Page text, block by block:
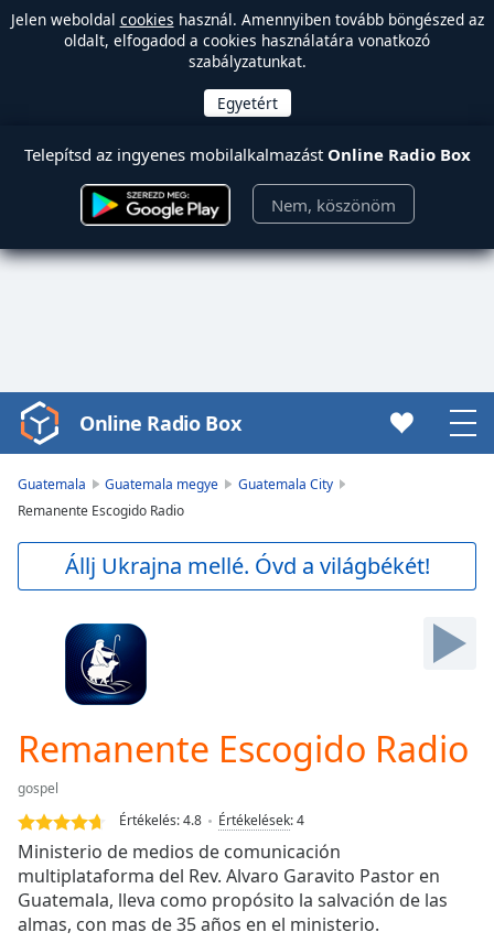
Jelen weboldal cookies használ. Amennyiben tovább böngészed az
oldalt, elfogadod a cookies használatára vonatkozó
szabályzatunkat.
Telepítsd az ingyenes mobilalkalmazást Online Radio Box
Nem, köszönöm
Video
Player
loading.
Video
Duration
Loaded
0.00%
Stream
TypeLIVE
Seek to
live,
currently
Online Radio Box
Guatemala Guatemala megye
Guatemala City
Remanente Escogido Radio
Állj Ukrajna mellé. Óvd a világbékét!
Remanente Escogido Radio
gospel
Értékelés:4.8 Értékelések:4
Ministerio de medios de comunicación
multiplataforma del Rev. Alvaro Garavito Pastor en
Guatemala, lleva como propósito la salvación de las
almas, con mas de 35 años en el ministerio.